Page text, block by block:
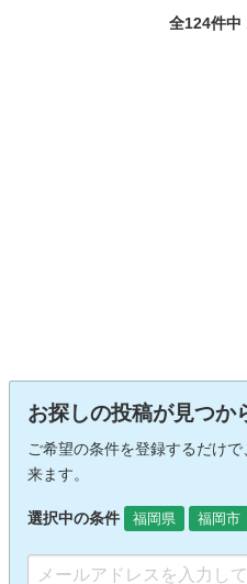
全124件中
お探しの投稿が見つか
ご希望の条件を登録するだけ
来ます。
選択中の条件 福岡県 福岡市